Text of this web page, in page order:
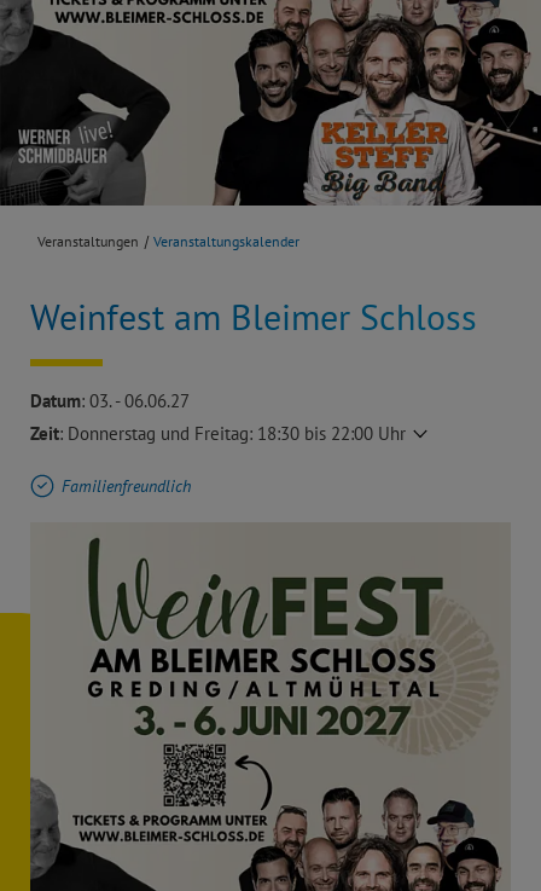
Veranstaltungen Veranstaltungskalender
Weinfest am Bleimer Schloss
Datum: 03. - 06.06.27
Zeit: Donnerstag und Freitag: 18:30 bis 22:00 Uhr
Familienfreundlich